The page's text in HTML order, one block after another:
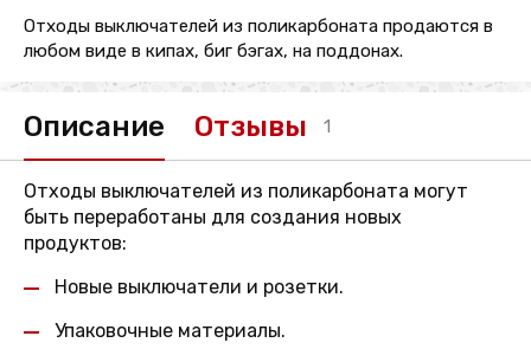
Отходы выключателей из поликарбоната продаются в
любом виде в кипах, биг бэгах, на поддонах.
Описание Отзывы 1
Отходы выключателей из поликарбоната могут
быть переработаны для создания новых
продуктов:
Новые выключатели и розетки.
Упаковочные материалы.